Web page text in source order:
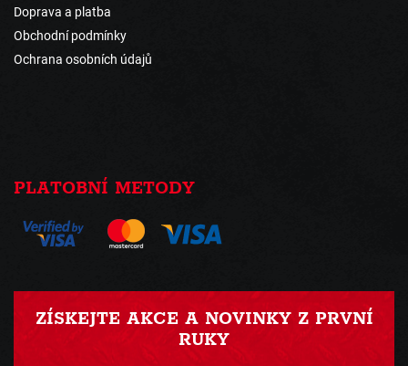
Doprava a platba
Obchodní podmínky
Ochrana osobních údajů
PLATOBNÍ METODY
ZÍSKEJTE AKCE A NOVINKY Z PRVNÍ
RUKY